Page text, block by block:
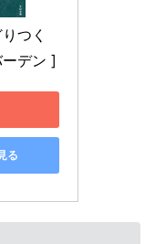
つく
ーデン ]
る